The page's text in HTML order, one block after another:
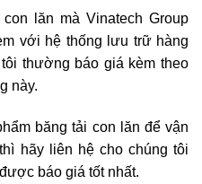
lăn mà Vinatech Group
với hệ thống lưu trữ hàng
thường báo giá kèm theo
này.
băng tải con lăn để vận
hãy liên hệ cho chúng tôi
báo giá tốt nhất.